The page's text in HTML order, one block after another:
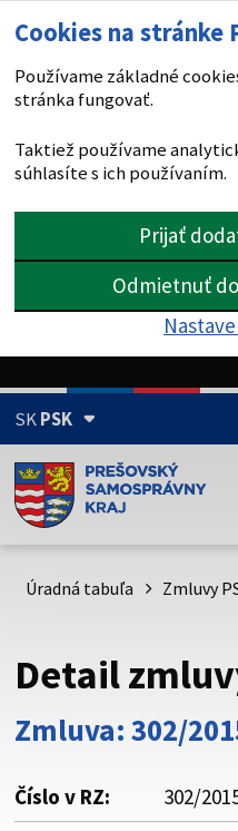
Cookies na stránke
Používame základné
stránka fungovať.
Taktiež používame
súhlasíte s ich používaním.
Prijať
Odmietnuť
SKPSK
Doména psk.sk je oficiálna
Toto je oficiálna webová
psk.sk.
Buďte pozorní a vždy sa
cez zabezpečenú webovú
vždy začína https:// pred
Úradná tabuľa Zmluvy
Detail
Zmluva: 302/
Číslo v RZ:
302/